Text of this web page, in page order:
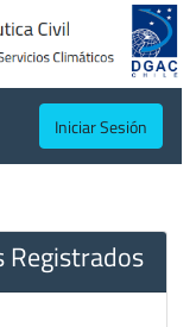
Iniciar Sesión